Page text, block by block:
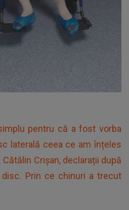
pentru că a fost vorba
laterală ceea ce am înțeles
Crișan, declarații după
Prin ce chinuri a trecut